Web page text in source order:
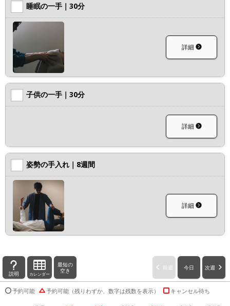
睡眠の一手｜30分
詳細
子供の一手｜30分
詳細
姿勢の手入れ｜8週間
詳細
説明 カレンダー
最短の
空き
前週 今日 次週
予約可能 予約可能（残りわずか、数字は残数を表示） キャンセル待ち